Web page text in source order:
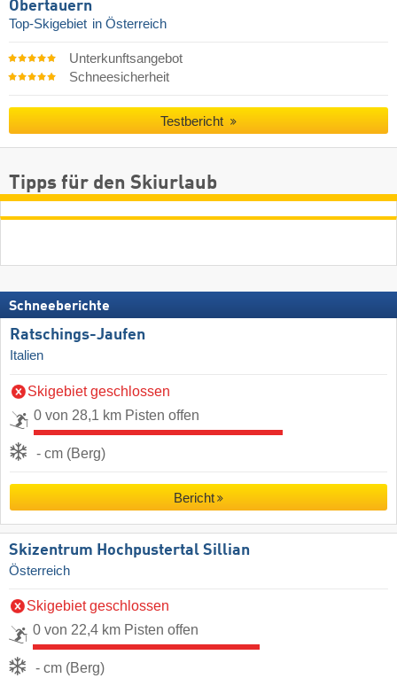
Obertauern
Top-Skigebiet in Österreich
Unterkunftsangebot
Schneesicherheit
Testbericht
Tipps für den Skiurlaub
Schneeberichte
Ratschings-Jaufen
Italien
Skigebiet geschlossen
0 von 28,1 km Pisten offen
- cm (Berg)
Bericht
Skizentrum Hochpustertal Sillian
Österreich
Skigebiet geschlossen
0 von 22,4 km Pisten offen
- cm (Berg)